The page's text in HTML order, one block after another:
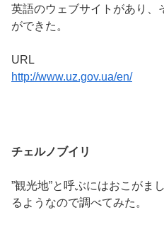
英語のウェブサイトがあり、
ができた。
URL
http://www.uz.gov.ua/en/
チェルノブイリ
”観光地”と呼ぶにはおこがま
るようなので調べてみた。